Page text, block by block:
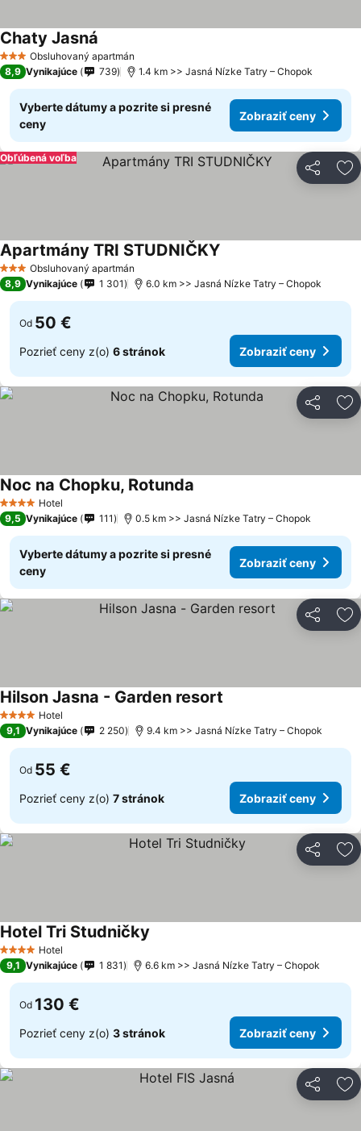
3 Počet hviezdičiek
Obsluhovaný apartmán
Chaty Jasná
8,9 Vynikajúce 739 1.4 km >> Jasná Nízke Tatry – Chopok
Vyberte dátumy a pozrite si presné
ceny
Zobraziť ceny
Zdieľať
Obľúbená voľba
3 Počet hviezdičiek
Obsluhovaný apartmán
Apartmány TRI STUDNIČKY
8,9 Vynikajúce 1 301 6.0 km >> Jasná Nízke Tatry – Chopok
Od 50 €
Pozrieť ceny z(o) 6 stránok Zobraziť ceny
Zdieľať
4 Počet hviezdičiek
Hotel
Noc na Chopku, Rotunda
9,5 Vynikajúce 111 0.5 km >> Jasná Nízke Tatry – Chopok
Vyberte dátumy a pozrite si presné
ceny
Zobraziť ceny
Zdieľať
4 Počet hviezdičiek
Hotel
Hilson Jasna - Garden resort
9,1 Vynikajúce 2 250 9.4 km >> Jasná Nízke Tatry – Chopok
Od 55 €
Pozrieť ceny z(o) 7 stránok Zobraziť ceny
Zdieľať
4 Počet hviezdičiek
Hotel
Hotel Tri Studničky
9,1 Vynikajúce 1 831 6.6 km >> Jasná Nízke Tatry – Chopok
Od 130 €
Pozrieť ceny z(o) 3 stránok Zobraziť ceny
Zdieľať